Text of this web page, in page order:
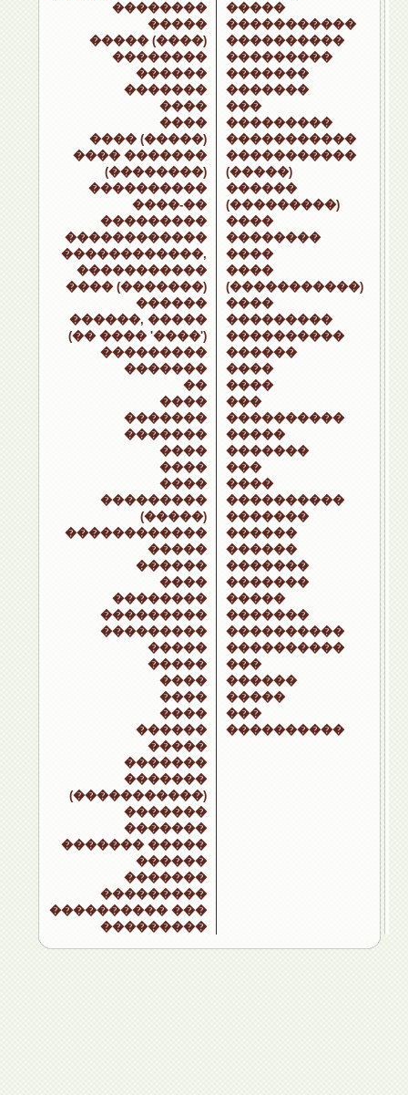
��������
�����
����� (����)
��������
������
�������
����
����
���� (�����)
���� �������
(��������)
����������
����-��
���������
������������
������������,
�����������
���� (�������)
������
������, �����
(�� ���� '����')
���������
�������
��
����
�������
�������
����
����
����
���������
(�����)
������������
�����
������
����
��������
���������
���������
�����
�����
����
����
����
������
�����
�������
�������
(�����������)
�������
�������
������� �����
������
�������
���������
���������� ���
���������
�����
�����������
����������
���������
�������
�������
���
���������
�����������
�����������
(�����)
������
(���������)
����
��������
����
����
(�����������)
����
���������
����������
������
����
����
���
����������
�����
�������
���
����
����������
�������
������
������
�������
�������
�����
�������
����������
����������
���
������
�����
���
����������